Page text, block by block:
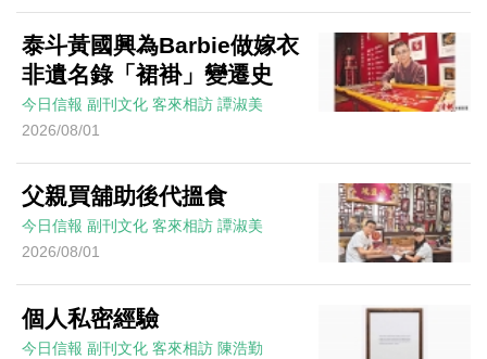
泰斗黃國興為Barbie做嫁衣
非遺名錄「裙褂」變遷史
今日信報 副刊文化 客來相訪 譚淑美
2026/08/01
父親買舖助後代搵食
今日信報 副刊文化 客來相訪 譚淑美
2026/08/01
個人私密經驗
今日信報 副刊文化 客來相訪 陳浩勤